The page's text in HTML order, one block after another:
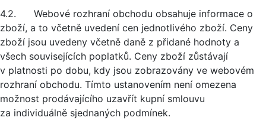
4.2. Webové rozhraní obchodu obsahuje informace o
zboží, a to včetně uvedení cen jednotlivého zboží. Ceny
zboží jsou uvedeny včetně daně z přidané hodnoty a
všech souvisejících poplatků. Ceny zboží zůstávají
v platnosti po dobu, kdy jsou zobrazovány ve webovém
rozhraní obchodu. Tímto ustanovením není omezena
možnost prodávajícího uzavřít kupní smlouvu
za individuálně sjednaných podmínek.